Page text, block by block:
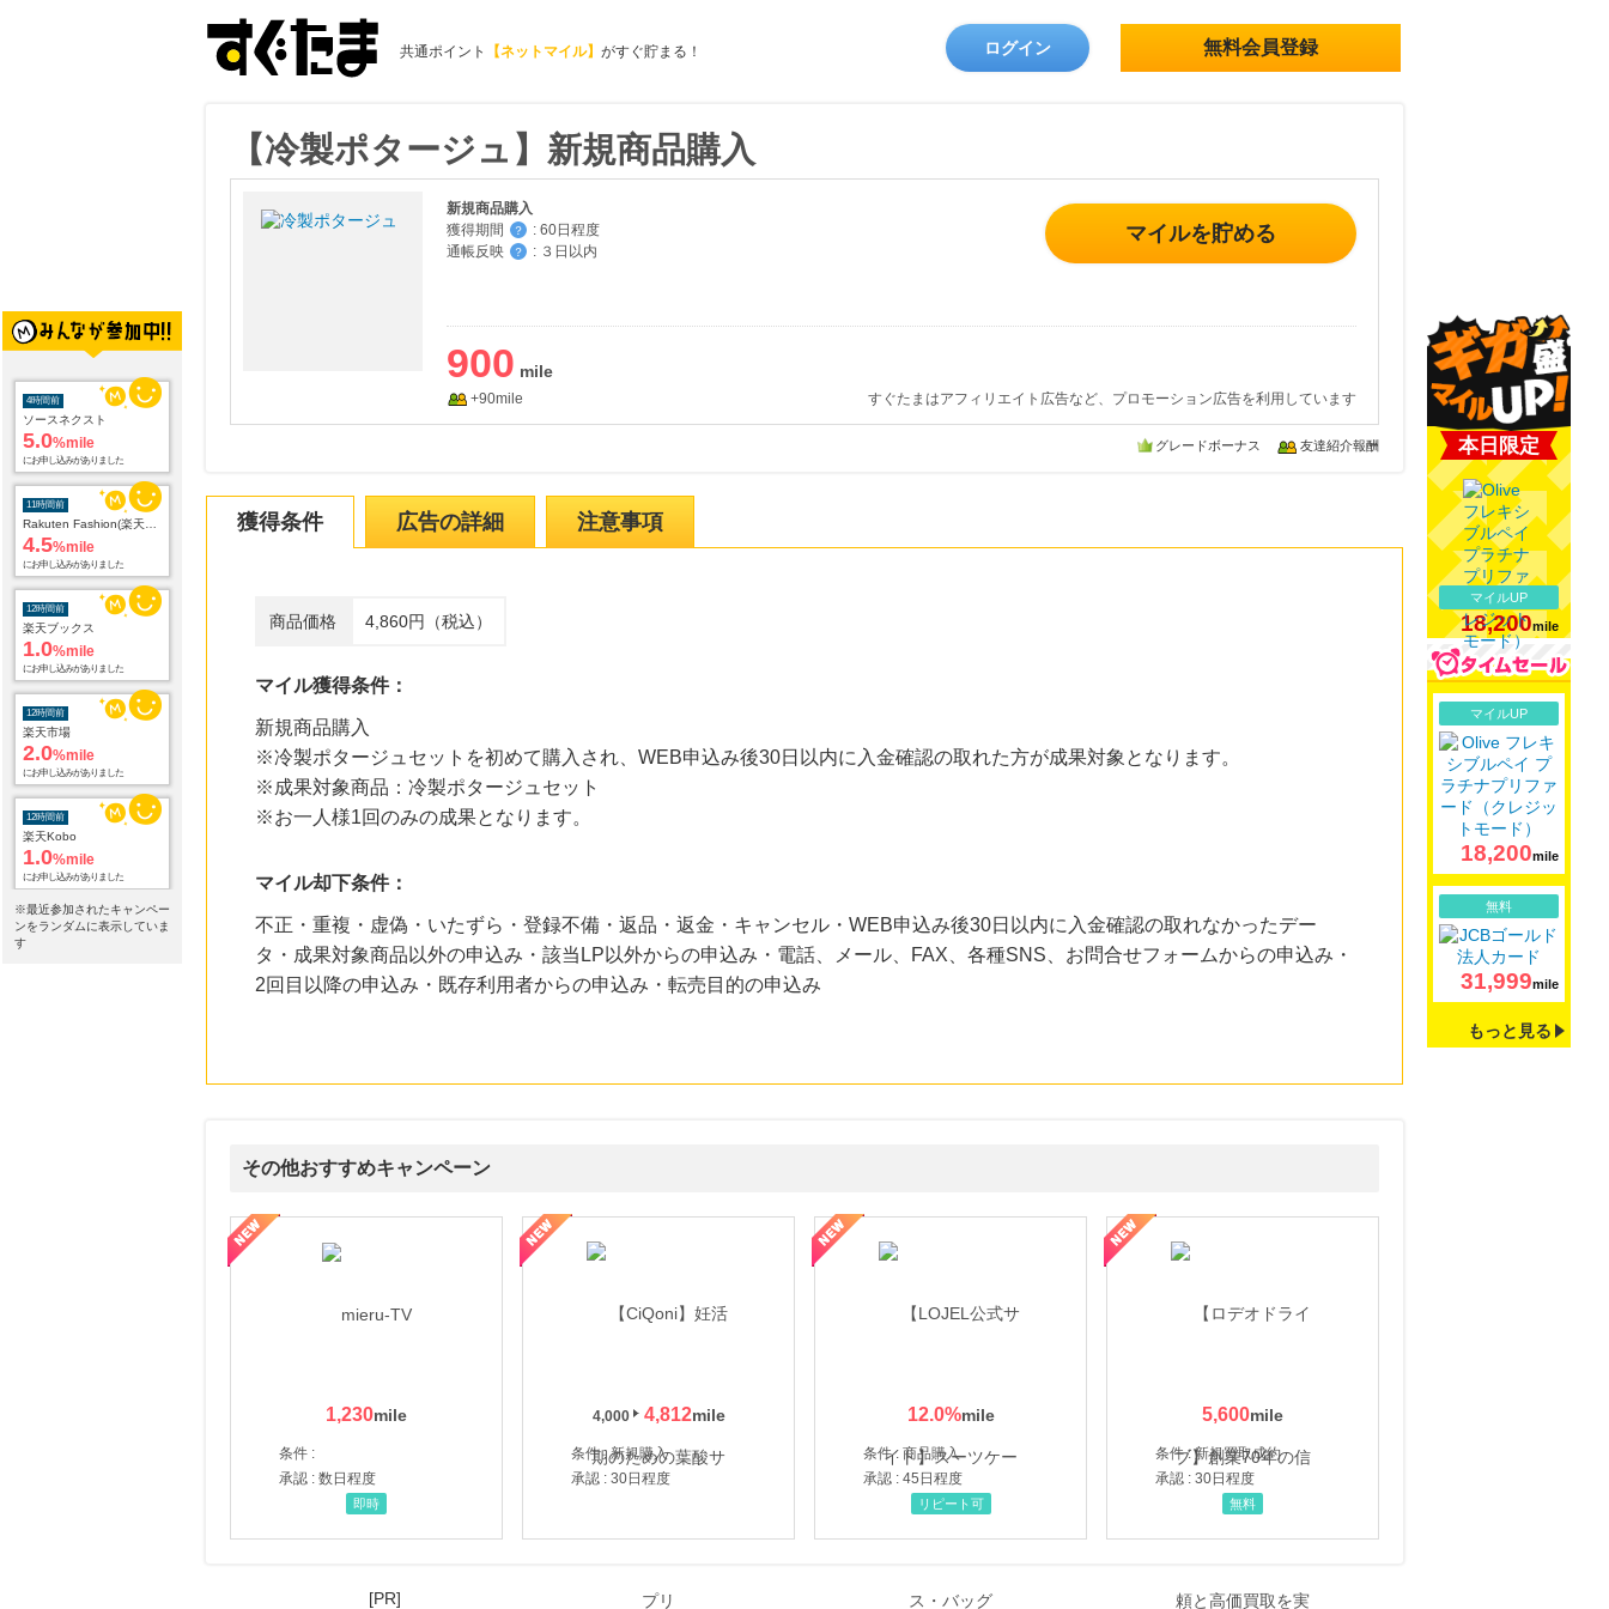
共通ポイント 【ネットマイル】 がすぐ貯まる！ ログイン 無料会員登録
4時間前
ソースネクスト
5.0%mile
にお申し込みがありました
11時間前
4.5%mile
にお申し込みがありました
12時間前
楽天ブックス
1.0%mile
にお申し込みがありました
12時間前
楽天市場
2.0%mile
にお申し込みがありました
12時間前
楽天Kobo
1.0%mile
にお申し込みがありました
13時間前
HMV & BOOKS online
※最近参加されたキャンペー
ンをランダムに表示していま
す
【冷製ポタージュ】新規商品購入
新規商品購入
獲得期間
？ : 60日程度
通帳反映
？ : ３日以内
マイルを貯める
900
+90mile すぐたまはアフィリエイト広告など、プロモーション広告を利用しています
グレードボーナス 友達紹介報酬
獲得条件 広告の詳細 注意事項
商品価格 4,860円（税込）
マイル獲得条件：
新規商品購入
※冷製ポタージュセットを初めて購入され、WEB申込み後30日以内に入金確認の取れた方が成果対象となります。
※成果対象商品：冷製ポタージュセット
※お一人様1回のみの成果となります。
マイル却下条件：
不正・重複・虚偽・いたずら・登録不備・返品・返金・キャンセル・WEB申込み後30日以内に入金確認の取れなかったデー
タ・成果対象商品以外の申込み・該当LP以外からの申込み・電話、メール、FAX、各種SNS、お問合せフォームからの申込み・
2回目以降の申込み・既存利用者からの申込み・転売目的の申込み
その他おすすめキャンペーン
1,230
条件 :
承認 : 数日程度
即時
4,000 4,812
条件 : 新規購入
承認 : 30日程度
12.0%
条件 : 商品購入
承認 : 45日程度
【LOJEL公式サイト】スーツケース・バッグ
リピート可
5,600
条件 : 新規買取成約
承認 : 30日程度
【ロデオドライブ】創業70年の信頼と高価買取を実現！ブランド品・貴金属の無料査定
無料
本日限定
マイルUP
18,200mile
マイルUP
18,200mile
無料
31,999mile
もっと見る
[PR]